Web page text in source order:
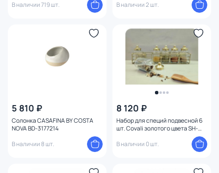
3180844
В наличии 719 шт.
В наличии 2 шт.
5 810 ₽
Солонка CASAFINA BY COSTA
NOVA BD-3177214
В наличии 8 шт.
8 120 ₽
Набор для специй подвесной 6
шт. Covali золотого цвета SH-
В наличии 0 шт.